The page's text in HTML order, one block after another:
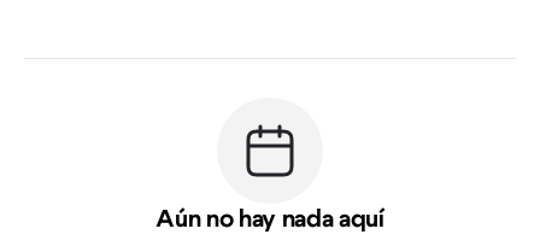
Aún no hay nada aquí